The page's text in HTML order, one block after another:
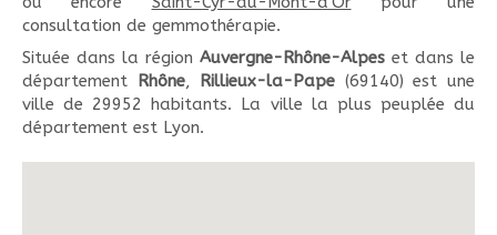
consultation de gemmothérapie.
Située dans la région Auvergne-Rhône-Alpes et dans le
département Rhône, Rillieux-la-Pape (69140) est une
ville de 29952 habitants. La ville la plus peuplée du
département est Lyon.